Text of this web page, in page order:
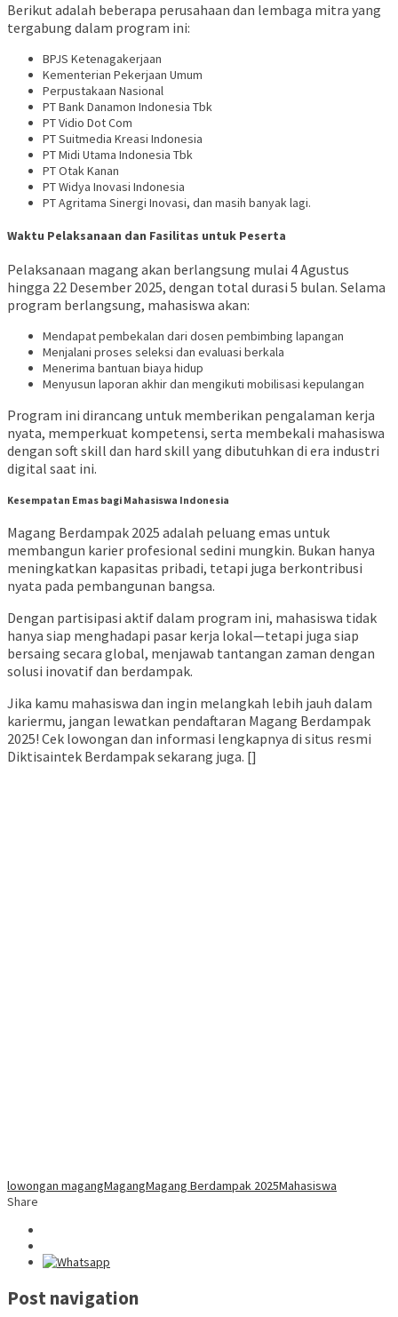
Berikut adalah beberapa perusahaan dan lembaga mitra yang
tergabung dalam program ini:
BPJS Ketenagakerjaan
Kementerian Pekerjaan Umum
Perpustakaan Nasional
PT Bank Danamon Indonesia Tbk
PT Vidio Dot Com
PT Suitmedia Kreasi Indonesia
PT Midi Utama Indonesia Tbk
PT Otak Kanan
PT Widya Inovasi Indonesia
PT Agritama Sinergi Inovasi, dan masih banyak lagi.
Waktu Pelaksanaan dan Fasilitas untuk Peserta
Pelaksanaan magang akan berlangsung mulai 4 Agustus
hingga 22 Desember 2025, dengan total durasi 5 bulan. Selama
program berlangsung, mahasiswa akan:
Mendapat pembekalan dari dosen pembimbing lapangan
Menjalani proses seleksi dan evaluasi berkala
Menerima bantuan biaya hidup
Menyusun laporan akhir dan mengikuti mobilisasi kepulangan
Program ini dirancang untuk memberikan pengalaman kerja
nyata, memperkuat kompetensi, serta membekali mahasiswa
dengan soft skill dan hard skill yang dibutuhkan di era industri
digital saat ini.
Kesempatan Emas bagi Mahasiswa Indonesia
Magang Berdampak 2025 adalah peluang emas untuk
membangun karier profesional sedini mungkin. Bukan hanya
meningkatkan kapasitas pribadi, tetapi juga berkontribusi
nyata pada pembangunan bangsa.
Dengan partisipasi aktif dalam program ini, mahasiswa tidak
hanya siap menghadapi pasar kerja lokal—tetapi juga siap
bersaing secara global, menjawab tantangan zaman dengan
solusi inovatif dan berdampak.
Jika kamu mahasiswa dan ingin melangkah lebih jauh dalam
kariermu, jangan lewatkan pendaftaran Magang Berdampak
2025! Cek lowongan dan informasi lengkapnya di situs resmi
Diktisaintek Berdampak sekarang juga. []
lowongan magangMagangMagang Berdampak 2025Mahasiswa
Share
Post navigation